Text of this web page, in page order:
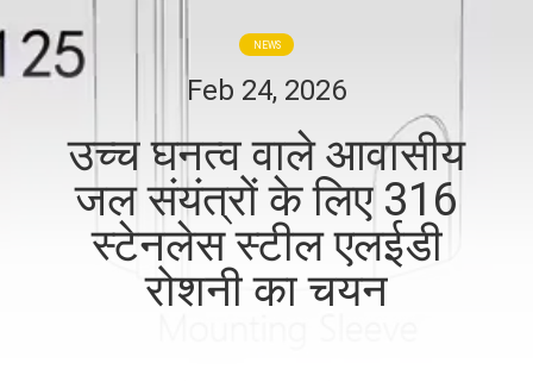
कारखाना
गुणवत्ता
नियंत्रण
NEWS
Feb 24, 2026
उच्च घनत्व वाले आवासीय
जल संयंत्रों के लिए 316
स्टेनलेस स्टील एलईडी
रोशनी का चयन